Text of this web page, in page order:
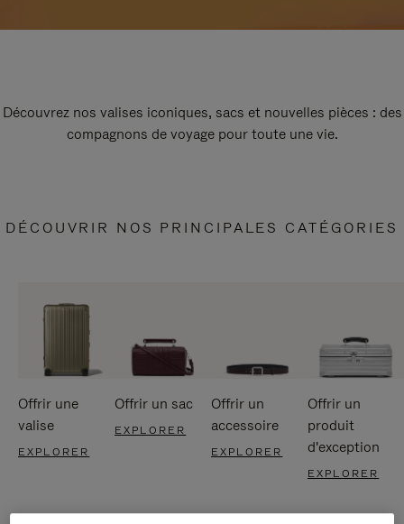
Découvrez nos valises iconiques, sacs et nouvelles pièces : des
compagnons de voyage pour toute une vie.
DÉCOUVRIR NOS PRINCIPALES CATÉGORIES
Offrir une
valise
EXPLORER
Offrir un sac
EXPLORER
Offrir un
accessoire
EXPLORER
Offrir un
produit
d'exception
EXPLORER